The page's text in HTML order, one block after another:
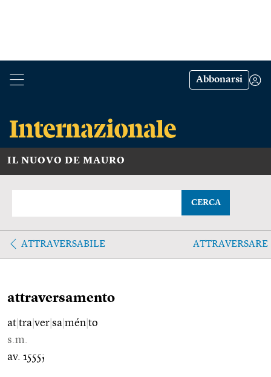
Abbonarsi
IL NUOVO DE MAURO
CERCA
ATTRAVERSABILE ATTRAVERSARE
attraversamento
at tra ver sa mén to
s.m.
av. 1555;